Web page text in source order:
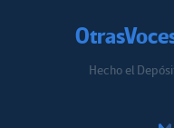
Hecho el